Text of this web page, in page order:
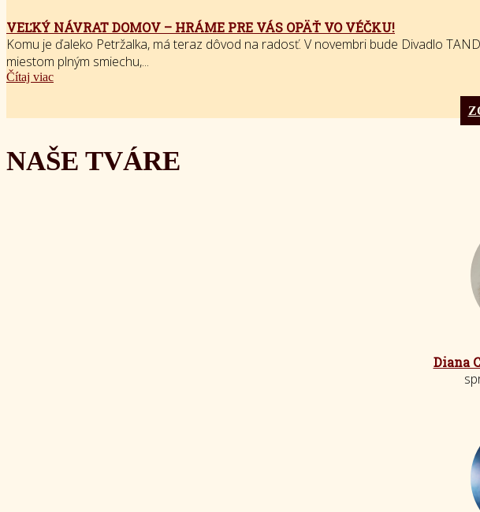
VEĽKÝ NÁVRAT DOMOV – HRÁME PRE VÁS OPÄŤ VO VÉČKU!
Komu je ďaleko Petržalka, má teraz dôvod na radosť. V novembri bude Divadlo
miestom plným smiechu,...
Čítaj viac
NAŠE TVÁRE
Diana